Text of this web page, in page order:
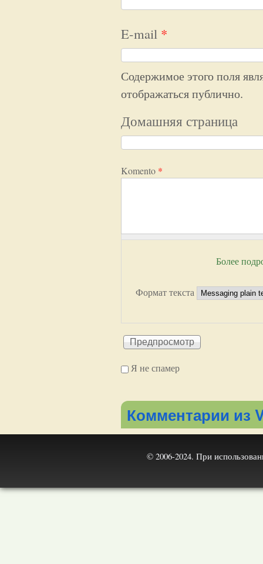
E-mail *
Содержимое этого поля
отображаться публично.
Домашняя страница
Komento *
Более
Формат текста
Я не спамер
Я спамер
Комментарии из
© 2006-2024. При